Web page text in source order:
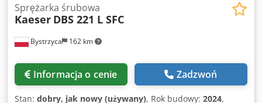
Bystrzyca 162 km
Sprężarka śrubowa
Kaeser DBS 221 L SFC
Informacja o cenie Zadzwoń
Stan: dobry, jak nowy (używany), Rok budowy: 2024,